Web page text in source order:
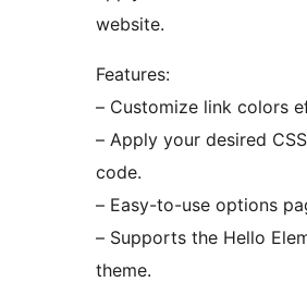
website.
Features:
– Customize link colors
– Apply your desired
code.
– Easy-to-use options
– Supports the Hello
theme.